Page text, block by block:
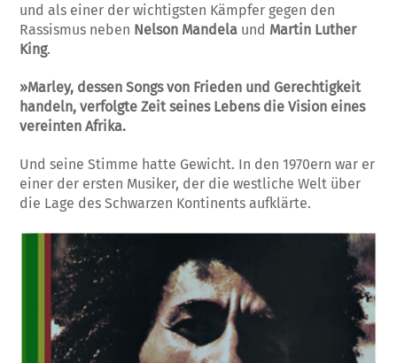
und als einer der wichtigsten Kämpfer gegen den
Rassismus neben Nelson Mandela und Martin Luther
King.
»Marley, dessen Songs von Frieden und Gerechtigkeit
handeln, verfolgte Zeit seines Lebens die Vision eines
vereinten Afrika.
Und seine Stimme hatte Gewicht. In den 1970ern war er
einer der ersten Musiker, der die westliche Welt über
die Lage des Schwarzen Kontinents aufklärte.